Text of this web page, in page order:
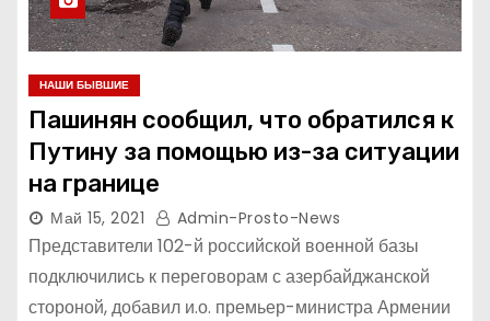
НАШИ БЫВШИЕ
Пашинян сообщил, что обратился к
Путину за помощью из-за ситуации
на границе
Май 15, 2021 Admin-Prosto-News
Представители 102-й российской военной базы
подключились к переговорам с азербайджанской
стороной, добавил и.о. премьер-министра Армении